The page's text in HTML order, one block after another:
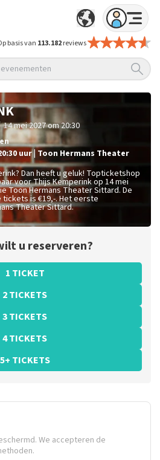
basis van 113.182reviews
14 mei 2027 om 20:30
uur Toon Hermans Theater
Dan heeft u geluk! Topticketshop
voor Thijs Kemperink op 14 mei
Toon Hermans Theater Sittard. De
tickets is€19,-. Het eerste
Theater Sittard.
u reserveren?
1 TICKET
2 TICKETS
3 TICKETS
4 TICKETS
5+ TICKETS
We accepteren de